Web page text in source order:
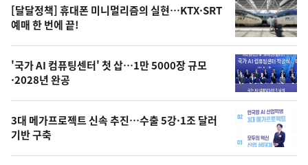
영
상
오
의
사
진
[달달정책] 휴대폰 미니멀리즘의 실현…KTX·SRT
예매 한 번에 끝!
'국가 AI 컴퓨팅센터' 첫 삽…1만 5000장 규모
·2028년 완공
3대 메가프로젝트 신속 추진…수출 5강·1조 달러
기반 구축